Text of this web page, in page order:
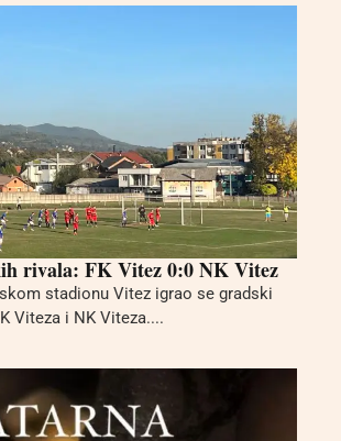
rivala: FK Vitez 0:0 NK Vitez
stadionu Vitez igrao se gradski
Viteza i NK Viteza....